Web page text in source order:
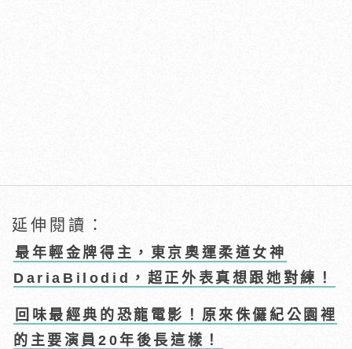
延伸閱讀：
最年輕金牌得主，東京奧運柔道女神
DariaBilodid，超正外表真想跟她對練！
回味最經典的恐龍電影！原來侏儸紀公園裡
的主要演員20年後長這樣！